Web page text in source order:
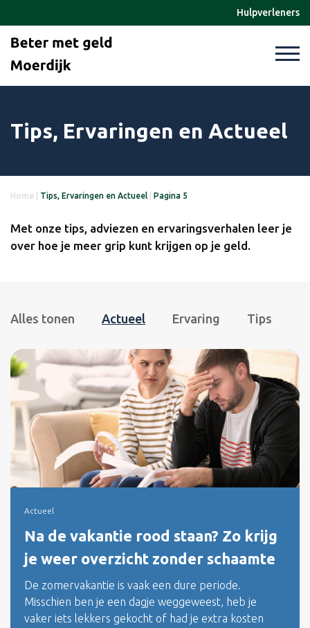
Hulpverleners
Tips, Ervaringen en Actueel
Home Tips, Ervaringen en Actueel Pagina 5
Met onze tips, adviezen en ervaringsverhalen leer je
over hoe je meer grip kunt krijgen op je geld.
Alles tonen Actueel Ervaring Tips
Actueel
Na de vakantie rood staan? Zo krijg
je weer overzicht zonder schaamte
De zomervakantie is vaak een dure periode.
Misschien ben je een dagje weggeweest, heb je
vaker iets lekkers gekocht of had je extra kosten